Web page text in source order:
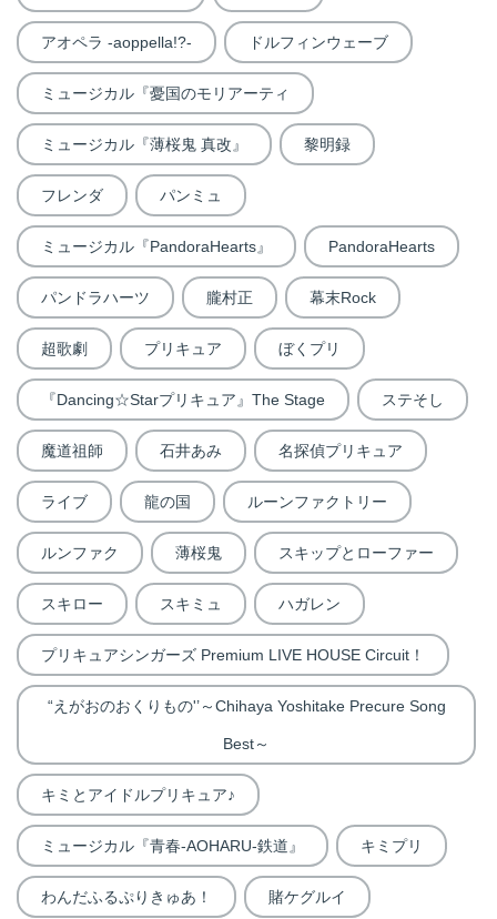
アオペラ -aoppella!?- ドルフィンウェーブ
ミュージカル『憂国のモリアーティ
ミュージカル『薄桜鬼 真改』 黎明録
フレンダ パンミュ
ミュージカル『PandoraHearts』 PandoraHearts
パンドラハーツ 朧村正 幕末Rock
超歌劇 プリキュア ぼくプリ
『Dancing☆Starプリキュア』The Stage ステそし
魔道祖師 石井あみ 名探偵プリキュア
ライブ 龍の国 ルーンファクトリー
ルンファク 薄桜鬼 スキップとローファー
スキロー スキミュ ハガレン
プリキュアシンガーズ Premium LIVE HOUSE Circuit！
“えがおのおくりもの'’～Chihaya Yoshitake Precure Song
Best～
キミとアイドルプリキュア♪
ミュージカル『青春-AOHARU-鉄道』 キミプリ
わんだふるぷりきゅあ！ 賭ケグルイ